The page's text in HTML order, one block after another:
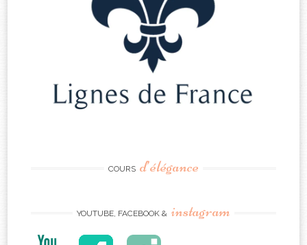
COURS d’élégance
YOUTUBE, FACEBOOK & instagram